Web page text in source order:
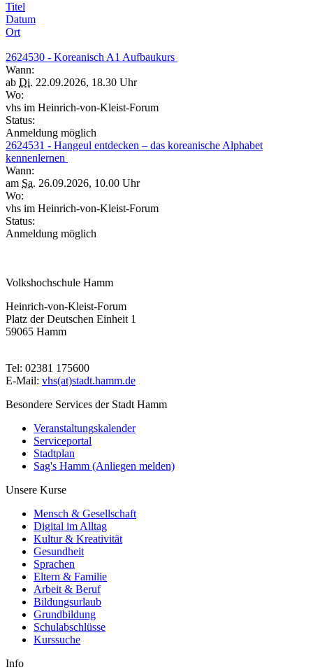
Titel
Datum
Ort
2624530 - Koreanisch A1 Aufbaukurs
Wann:
ab Di. 22.09.2026, 18.30 Uhr
Wo:
vhs im Heinrich-von-Kleist-Forum
Status:
Anmeldung möglich
2624531 - Hangeul entdecken – das koreanische Alphabet
kennenlernen
Wann:
am Sa. 26.09.2026, 10.00 Uhr
Wo:
vhs im Heinrich-von-Kleist-Forum
Status:
Anmeldung möglich
Volkshochschule Hamm
Heinrich-von-Kleist-Forum
Platz der Deutschen Einheit 1
59065 Hamm
Tel: 02381 175600
E-Mail: vhs(at)stadt.hamm.de
Besondere Services der Stadt Hamm
Veranstaltungskalender
Serviceportal
Stadtplan
Sag's Hamm (Anliegen melden)
Unsere Kurse
Mensch & Gesellschaft
Digital im Alltag
Kultur & Kreativität
Gesundheit
Sprachen
Eltern & Familie
Arbeit & Beruf
Bildungsurlaub
Grundbildung
Schulabschlüsse
Kurssuche
Info